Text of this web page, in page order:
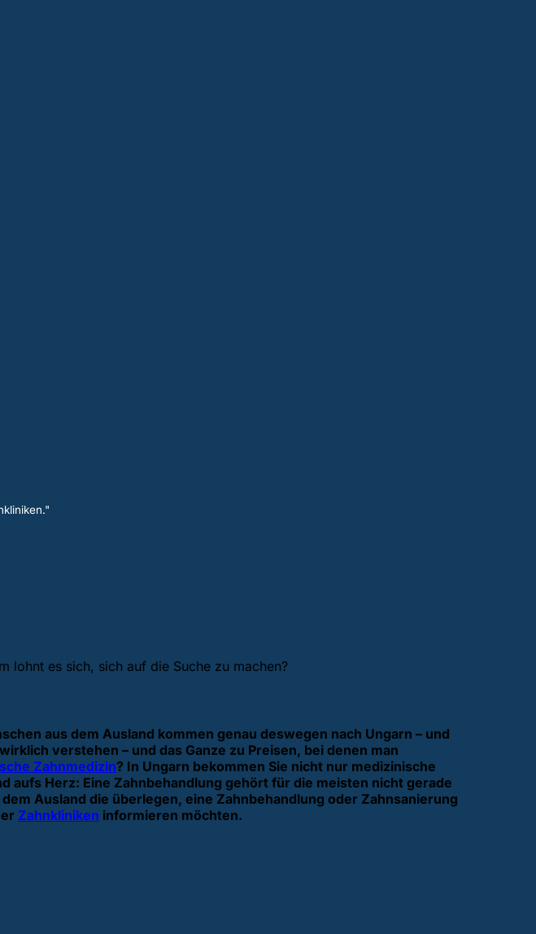
lohnt es sich, sich auf die Suche zu machen?
aus dem Ausland kommen genau deswegen nach Ungarn – und
verstehen – und das Ganze zu Preisen, bei denen man
Zahnmedizin? In Ungarn bekommen Sie nicht nur medizinische
aufs Herz: Eine Zahnbehandlung gehört für die meisten nicht gerade
Ausland die überlegen, eine Zahnbehandlung oder Zahnsanierung
Zahnkliniken informieren möchten.